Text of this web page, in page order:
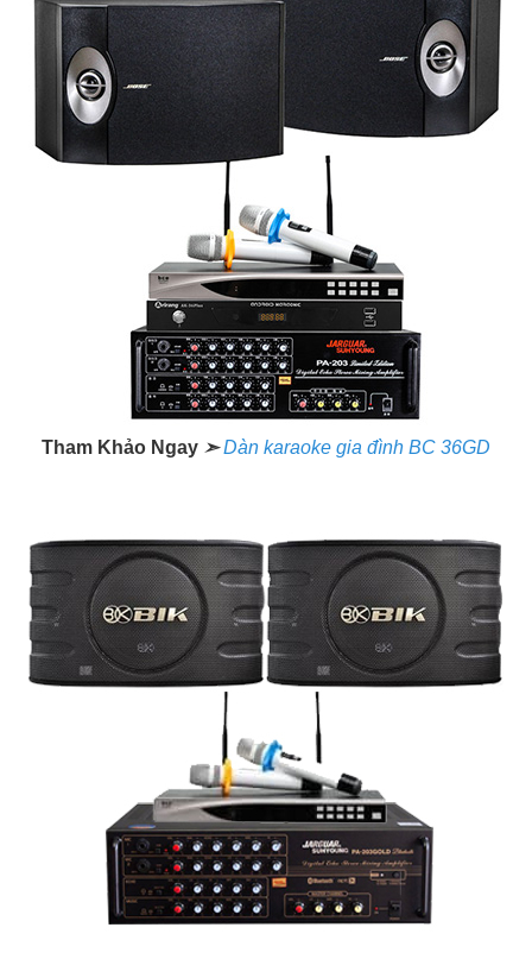
Tham Khảo Ngay ➣Dàn karaoke gia đình BC 36GD